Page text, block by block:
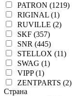
PATRON (1219)
RIGINAL (1)
RUVILLE (2)
SKF (357)
SNR (445)
STELLOX (11)
SWAG (1)
VIPP (1)
ZENTPARTS (2)
Страна